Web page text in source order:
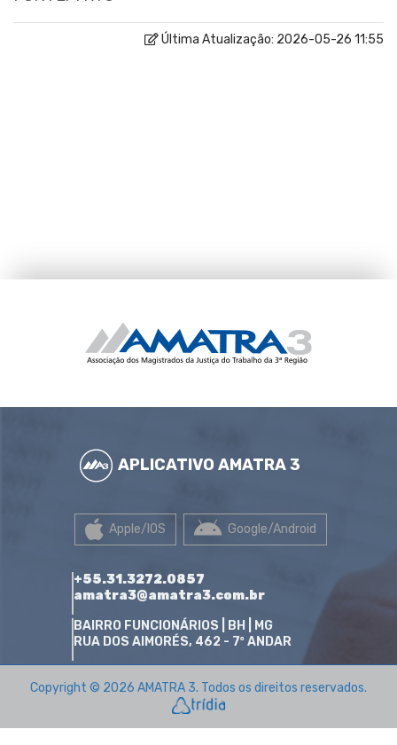
Última Atualização: 2026-05-26 11:55
APLICATIVO AMATRA 3
Apple/IOS Google/Android
+55.31.3272.0857
amatra3@amatra3.com.br
BAIRRO FUNCIONÁRIOS | BH | MG
RUA DOS AIMORÉS, 462 - 7º ANDAR
Copyright © 2026 AMATRA 3. Todos os direitos reservados.